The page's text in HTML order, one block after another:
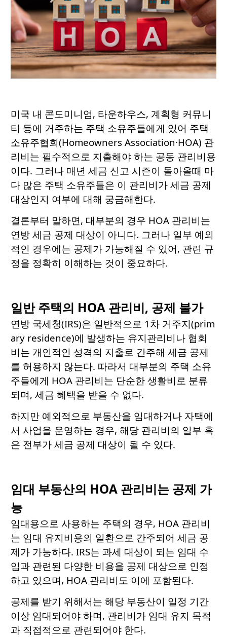
미국 내 콘도미니엄, 타운하우스, 계획형 커뮤니
티 등에 거주하는 주택 소유주들에게 있어 주택
소유주협회(Homeowners Association·HOA) 관
리비는 필수적으로 지출해야 하는 공동 관리비용
이다. 그러나 매년 세금 신고 시즌이 돌아올때 마
다 많은 주택 소유주들은 이 관리비가 세금 공제
대상인지 여부에 대해 궁금해한다.
결론부터 말하면, 대부분의 경우 HOA 관리비는
연방 세금 공제 대상이 아니다. 그러나 일부 예외
적인 경우에는 공제가 가능해질 수 있어, 관련 규
정을 정확히 이해하는 것이 중요하다.
일반 주택의 HOA 관리비, 공제 불가
연방 국세청(IRS)은 일반적으로 1차 거주지(prim
ary residence)에 발생하는 유지관리비나 협회
비는 개인적인 성격의 지출로 간주해 세금 공제
를 허용하지 않는다. 따라서 대부분의 주택 소유
주들에게 HOA 관리비는 단순한 생활비로 분류
되며, 세금 혜택을 받을 수 없다.
하지만 예외적으로 부동산을 임대하거나 자택에
서 사업을 운영하는 경우, 해당 관리비의 일부 혹
은 전부가 세금 공제 대상이 될 수 있다.
임대 부동산의 HOA 관리비는 공제 가
능
임대용으로 사용하는 주택의 경우, HOA 관리비
는 임대 유지비용의 일환으로 간주되어 세금 공
제가 가능하다. IRS는 과세 대상이 되는 임대 수
입과 관련된 다양한 비용을 공제 대상으로 인정
하고 있으며, HOA 관리비도 이에 포함된다.
공제를 받기 위해서는 해당 부동산이 일정 기간
이상 임대되어야 하며, 관리비가 임대 유지 목적
과 직접적으로 관련되어야 한다.